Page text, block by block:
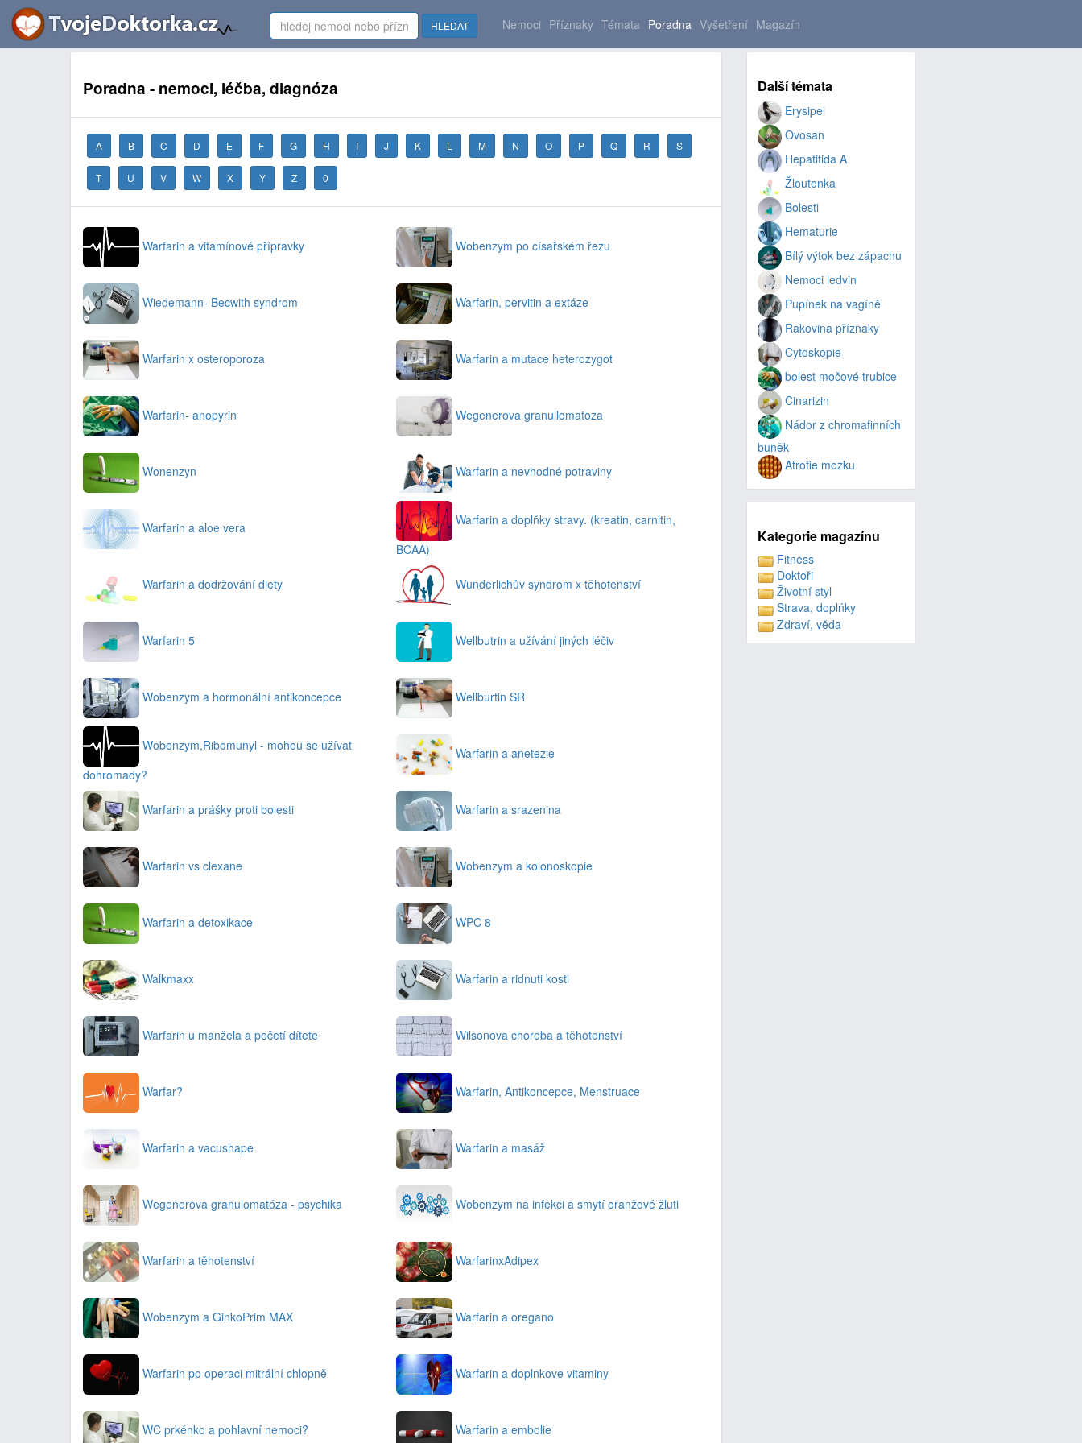
HLEDAT Nemoci Příznaky Témata Poradna Vyšetření Magazín
Poradna - nemoci, léčba, diagnóza
A B C D E F G H I J K L M N O P Q R S
T U V W X Y Z 0
Warfarin a vitamínové přípravky
Wiedemann- Becwith syndrom
Warfarin x osteroporoza
Warfarin- anopyrin
Wonenzyn
Warfarin a aloe vera
Warfarin a dodržování diety
Warfarin 5
Wobenzym a hormonální antikoncepce
Wobenzym,Ribomunyl - mohou se užívat
dohromady?
Warfarin a prášky proti bolesti
Warfarin vs clexane
Warfarin a detoxikace
Walkmaxx
Warfarin u manžela a početí dítete
Warfar?
Warfarin a vacushape
Wegenerova granulomatóza - psychika
Warfarin a těhotenství
Wobenzym a GinkoPrim MAX
Warfarin po operaci mitrální chlopně
WC prkénko a pohlavní nemoci?
Wobenzym po císařském řezu
Warfarin, pervitin a extáze
Warfarin a mutace heterozygot
Wegenerova granullomatoza
Warfarin a nevhodné potraviny
Warfarin a doplňky stravy. (kreatin, carnitin,
BCAA)
Wunderlichův syndrom x těhotenství
Wellbutrin a užívání jiných léčiv
Wellburtin SR
Warfarin a anetezie
Warfarin a srazenina
Wobenzym a kolonoskopie
WPC 8
Warfarin a ridnuti kosti
Wilsonova choroba a těhotenství
Warfarin, Antikoncepce, Menstruace
Warfarin a masáž
Wobenzym na infekci a smytí oranžové žluti
WarfarinxAdipex
Warfarin a oregano
Warfarin a doplnkove vitaminy
Warfarin a embolie
Další témata
Erysipel
Ovosan
Hepatitida A
Žloutenka
Bolesti
Hematurie
Bílý výtok bez zápachu
Nemoci ledvin
Pupínek na vagíně
Rakovina příznaky
Cytoskopie
bolest močové trubice
Cinarizin
Nádor z chromafinních
buněk
Atrofie mozku
Kategorie magazínu
Fitness
Doktoři
Životní styl
Strava, doplńky
Zdraví, věda